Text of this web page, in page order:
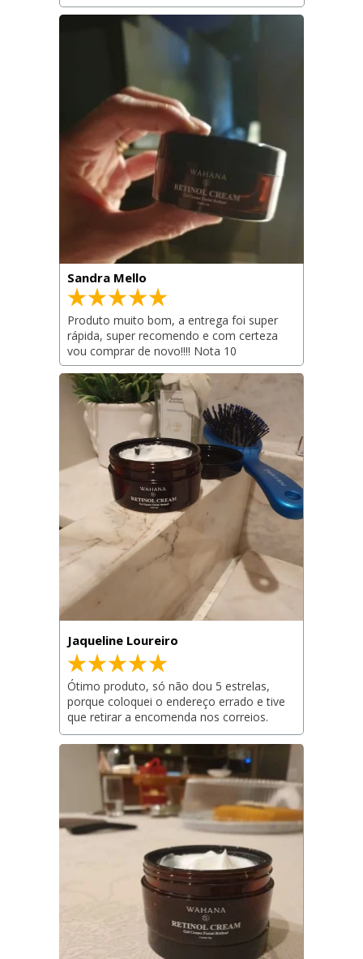
Produto muito bom, a entrega foi super
rápida, super recomendo e com certeza
vou comprar de novo!!!! Nota 10
Sandra Mello
Ótimo produto, só não dou 5 estrelas,
porque coloquei o endereço errado e tive
que retirar a encomenda nos correios.
Jaqueline Loureiro